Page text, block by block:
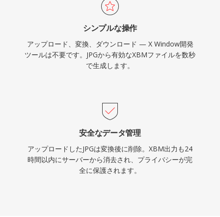
シンプルな操作
アップロード、変換、ダウンロード — X Window開発
ツールは不要です。JPGから有効なXBMファイルを数秒
で生成します。
安全なデータ管理
アップロードしたJPGは変換後に削除。XBM出力も24
時間以内にサーバーから消去され、プライバシーが完
全に保護されます。